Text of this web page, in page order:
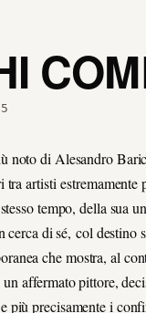
noto di Alesandro
tra artisti
tempo, della sua
di sé, col destino
che mostra, al
un affermato pittore,
più precisamente i